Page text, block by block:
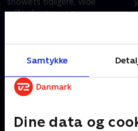
Samtykke
Dine data og
udfordringer - og
Andre så også